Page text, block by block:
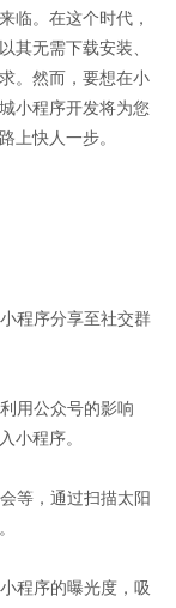
临。在这个时代，
其无需下载安装、
。然而，要想在小
小程序开发将为您
上快人一步。
程序分享至社交群
用公众号的影响
小程序。
等，通过扫描太阳
程序的曝光度，吸